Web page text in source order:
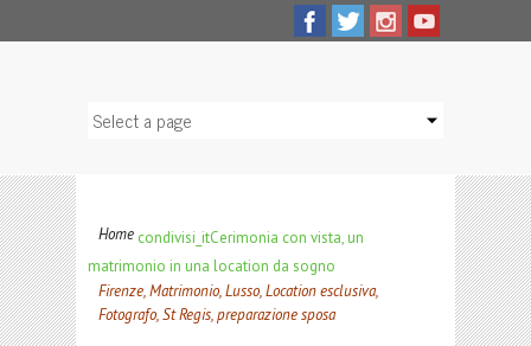
Home condivisi_itCerimonia con vista, un
matrimonio in una location da sogno
Firenze, Matrimonio, Lusso, Location esclusiva,
Fotografo, St Regis, preparazione sposa